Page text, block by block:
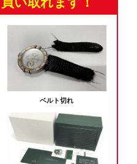
ベルト切れ